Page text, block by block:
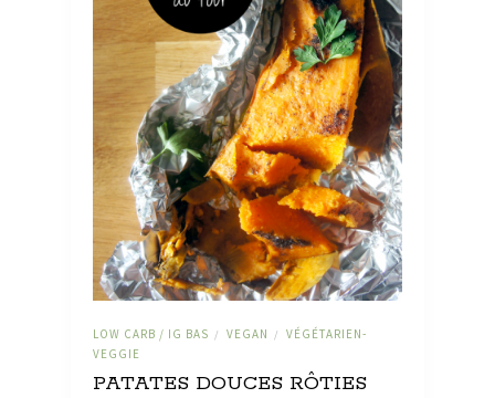
LOW CARB / IG BAS / VEGAN /
VÉGÉTARIEN-
VEGGIE
PATATES DOUCES RÔTIES